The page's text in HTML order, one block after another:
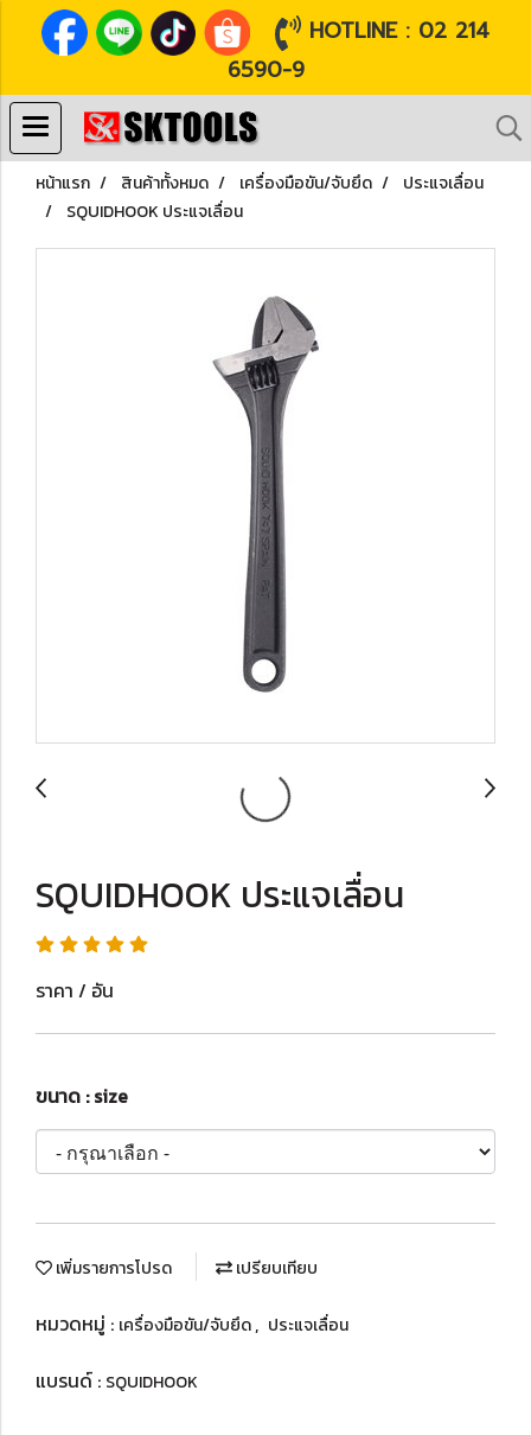
HOTLINE : 02 214
6590-9
หน้าแรก สินค้าทั้งหมด เครื่องมือขัน/จับยึด
ประแจเลื่อน
SQUIDHOOK ประแจเลื่อน
SQUIDHOOK ประแจเลื่อน
ราคา / อัน
ขนาด : size
เพิ่มรายการโปรด เปรียบเทียบ
หมวดหมู่ : เครื่องมือขัน/จับยึด, ประแจเลื่อน
แบรนด์ : SQUIDHOOK